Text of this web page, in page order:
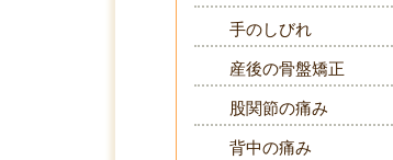
手のしびれ
産後の骨盤矯正
股関節の痛み
背中の痛み